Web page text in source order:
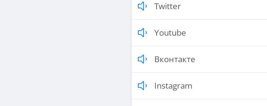
Twitter
Youtube
Вконтакте
Instagram